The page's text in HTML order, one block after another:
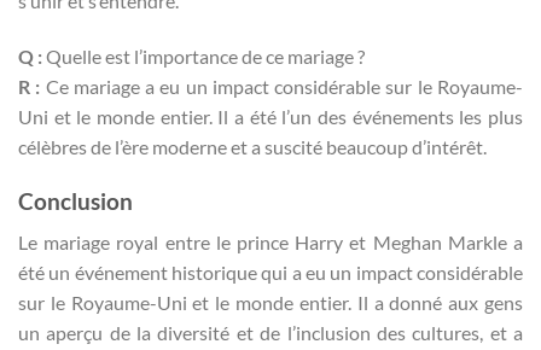
Q :Quelle est l’importance de ce mariage ?
R : Ce mariage a eu un impact considérable sur le Royaume-
Uni et le monde entier. Il a été l’un des événements les plus
célèbres de l’ère moderne et a suscité beaucoup d’intérêt.
Conclusion
Le mariage royal entre le prince Harry et Meghan Markle a
été un événement historique qui a eu un impact considérable
sur le Royaume-Uni et le monde entier. Il a donné aux gens
un aperçu de la diversité et de l’inclusion des cultures, et a